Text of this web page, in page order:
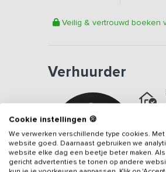
Veilig & vertrouwd boeken
Verhuurder
Cookie instellingen 🍪
We verwerken verschillende type cookies.
website goed. Daarnaast gebruiken we
website elke dag een beetje beter maken.
gericht advertenties te tonen op andere